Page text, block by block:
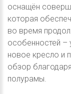
оснащён
которая
во время
особенностей –
новое кресло и
обзор
полурамы.